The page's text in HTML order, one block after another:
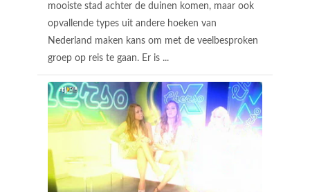
mooiste stad achter de duinen komen, maar ook
opvallende types uit andere hoeken van
Nederland maken kans om met de veelbesproken
groep op reis te gaan. Er is ...